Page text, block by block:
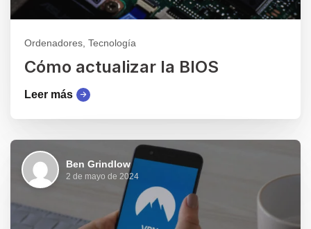
Ordenadores, Tecnología
Cómo actualizar la BIOS
Leer más
Ben Grindlow
2 de mayo de 2024